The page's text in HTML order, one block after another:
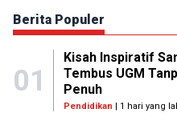
Berita Populer
01
Kisah Inspiratif
Tembus UGM
Penuh
Pendidikan | 1 hari yang